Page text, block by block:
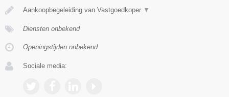
Aankoopbegeleiding van Vastgoedkoper ▼
Diensten onbekend
Openingstijden onbekend
Sociale media: